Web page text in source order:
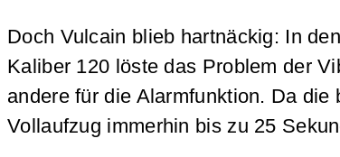
Doch Vulcain blieb hartnäckig: In
Kaliber 120 löste das Problem der
andere für die Alarmfunktion. Da
Vollaufzug immerhin bis zu 25